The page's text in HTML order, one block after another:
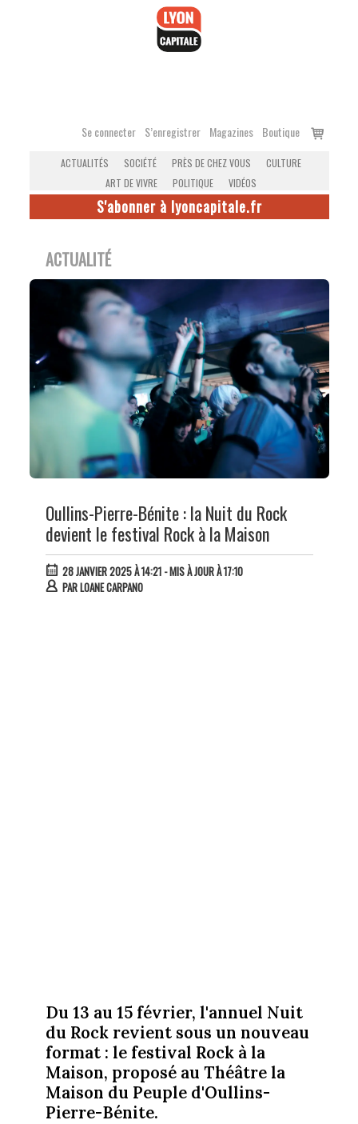
Se connecter S’enregistrer Magazines Boutique
Voir
ACTUALITÉS SOCIÉTÉ PRÈS DE CHEZ VOUS
CULTURE
ART DE VIVRE
POLITIQUE VIDÉOS
S'abonner à lyoncapitale.fr
ACTUALITÉ
Oullins-Pierre-Bénite : la Nuit du Rock
devient le festival Rock à la Maison
28 JANVIER 2025 À 14:21- MIS À JOUR À 17:10
PARLOANE CARPANO
Du 13 au 15 février, l'annuel Nuit
du Rock revient sous un nouveau
format : le festival Rock à la
Maison, proposé au Théâtre la
Maison du Peuple d'Oullins-
Pierre-Bénite.